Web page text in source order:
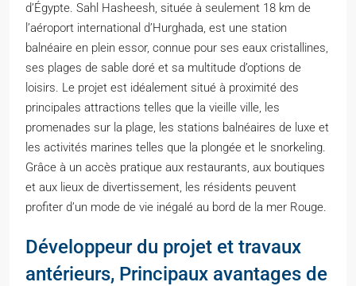
d’Égypte. Sahl Hasheesh, située à seulement 18 km de
l’aéroport international d’Hurghada, est une station
balnéaire en plein essor, connue pour ses eaux cristallines,
ses plages de sable doré et sa multitude d’options de
loisirs. Le projet est idéalement situé à proximité des
principales attractions telles que la vieille ville, les
promenades sur la plage, les stations balnéaires de luxe et
les activités marines telles que la plongée et le snorkeling.
Grâce à un accès pratique aux restaurants, aux boutiques
et aux lieux de divertissement, les résidents peuvent
profiter d’un mode de vie inégalé au bord de la mer Rouge.
Développeur du projet et travaux
antérieurs, Principaux avantages de